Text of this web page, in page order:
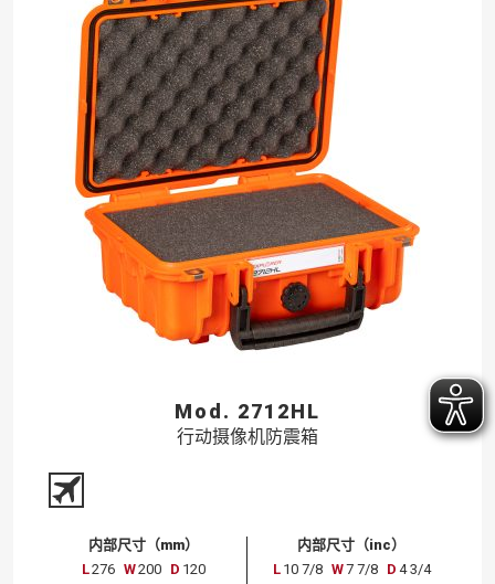
Mod. 2712HL
行动摄像机防震箱
内部尺寸（mm）
L276 W200 D 120
内部尺寸（inc）
L 10 7/8 W7 7/8 D 4 3/4